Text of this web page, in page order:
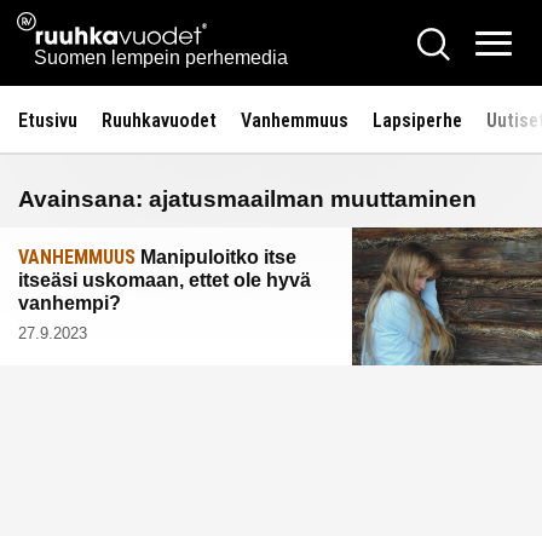
Siirry
sisältöön
Ruuhkavuodet.fi
Suomen lempein perhemedia
Hae
Etusivu Ruuhkavuodet Vanhemmuus Lapsiperhe
Avainsana: ajatusmaailman muuttaminen
VANHEMMUUS Manipuloitko itse
itseäsi uskomaan, ettet ole hyvä
vanhempi?
27.9.2023